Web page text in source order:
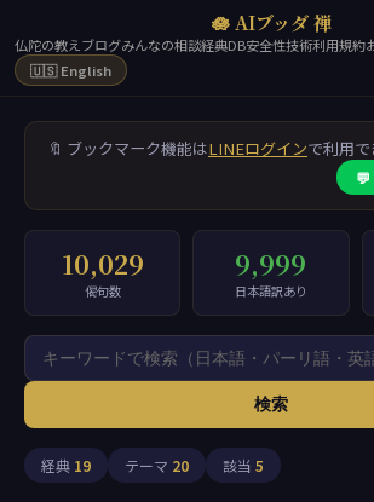
🪷 AIブッダ 禅
仏陀の教え ブログみんなの相談経典DB安全性技術利用規約
🇺🇸 English
🔖 ブックマーク機能はLINEログインで利用
10,029
偈句数
9,999
日本語訳あり
検索
経典 19 テーマ 20 該当 5